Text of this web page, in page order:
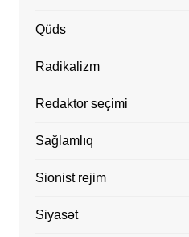
Qüds
Radikalizm
Redaktor seçimi
Sağlamlıq
Sionist rejim
Siyasət